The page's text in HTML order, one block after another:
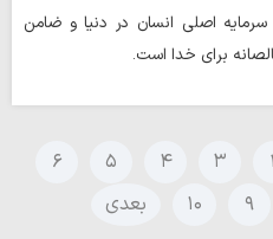
اصلی انسان در دنیا و ضامن
برای خدا است.
۳ ۴ ۵
۶
۹ ۱۰ بعدی